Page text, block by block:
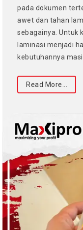
pada dokumen
awet dan tahan
sebagainya. Untuk
laminasi menjadi
kebutuhannya
Read More...